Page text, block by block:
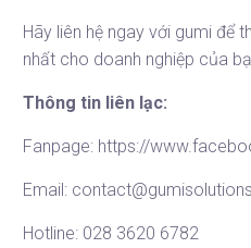
Hãy liên hệ ngay với gumi để
nhất cho doanh nghiệp của
Thông tin liên lạc:
Fanpage: https://
Email:
Hotline: 028 3620 6782